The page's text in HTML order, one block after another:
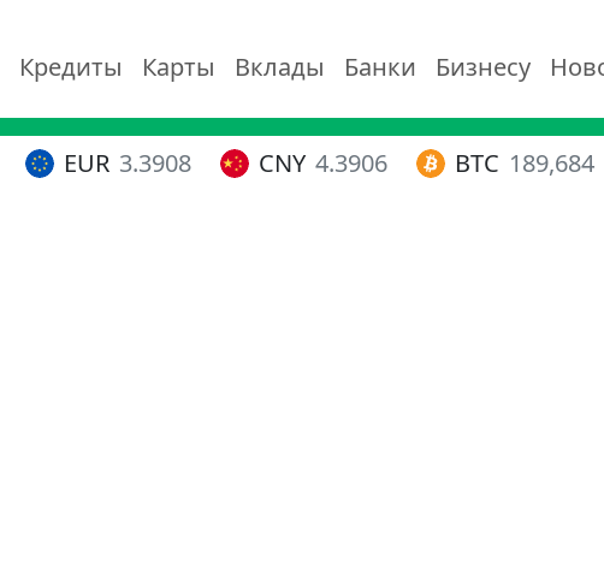
Кредиты Карты Вклады Банки Бизнесу
EUR 3.3908 CNY 4.3906 BTC 189,684